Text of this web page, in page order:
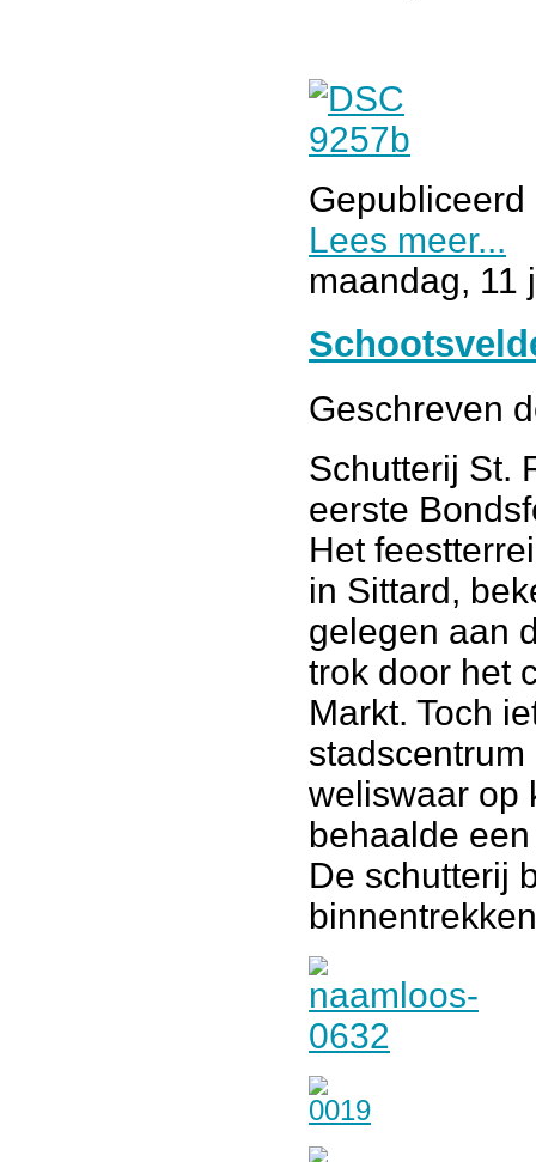
Gepubliceerd
Lees meer...
maandag, 11
Geschreven
Schutterij St.
eerste
Het
in Sittard,
gelegen aan
trok door het
Markt. Toch
weliswaar op
behaalde
De schutterij